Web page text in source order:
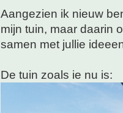
Aangezien ik nieuw
mijn tuin, maar daarin
samen met jullie
De tuin zoals ie nu is: